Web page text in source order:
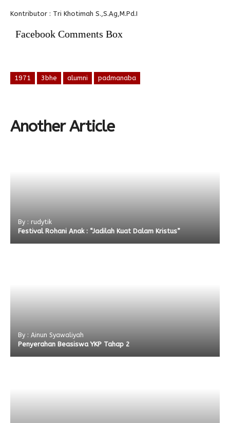
Kontributor : Tri Khotimah S.,S.Ag,M.Pd.I
Facebook Comments Box
1971 3bhe alumni padmanaba
Another Article
By : rudytik
Festival Rohani Anak : “Jadilah Kuat Dalam Kristus”
By : Ainun Syawaliyah
Penyerahan Beasiswa YKP Tahap 2